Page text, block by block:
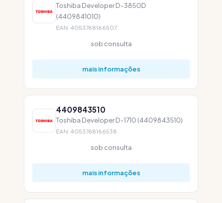
Toshiba Developer D-3850D
(4409841010)
EAN: 4053768166507
sob consulta
mais informações
4409843510
Toshiba Developer D-1710 (4409843510)
EAN: 4053768166538
sob consulta
mais informações